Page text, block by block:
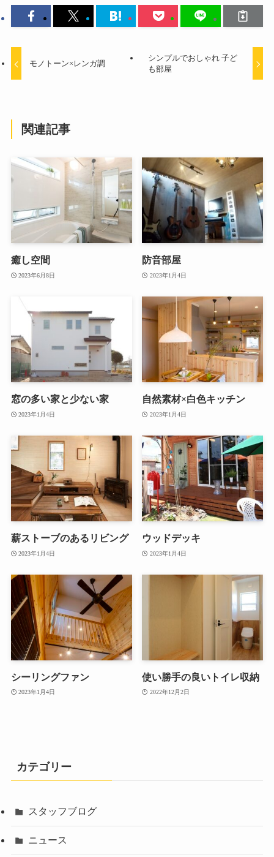
モノトーン×レンガ調
シンプルでおしゃれ 子ど
も部屋
関連記事
癒し空間
2023年6月8日
防音部屋
2023年1月4日
窓の多い家と少ない家
2023年1月4日
自然素材×白色キッチン
2023年1月4日
薪ストーブのあるリビング
2023年1月4日
ウッドデッキ
2023年1月4日
シーリングファン
2023年1月4日
使い勝手の良いトイレ収納
2022年12月2日
カテゴリー
スタッフブログ
ニュース